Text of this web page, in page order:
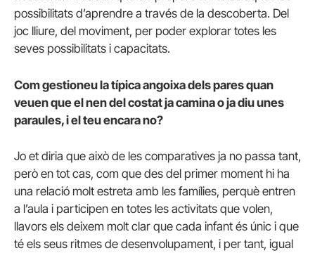
possibilitats d’aprendre a través de la descoberta. Del
joc lliure, del moviment, per poder explorar totes les
seves possibilitats i capacitats.
Com gestioneu la típica angoixa dels pares quan
veuen que el nen del costat ja camina o ja diu unes
paraules, i el teu encara no?
Jo et diria que això de les comparatives ja no passa tant,
però en tot cas, com que des del primer moment hi ha
una relació molt estreta amb les famílies, perquè entren
a l’aula i participen en totes les activitats que volen,
llavors els deixem molt clar que cada infant és únic i que
té els seus ritmes de desenvolupament, i per tant, igual